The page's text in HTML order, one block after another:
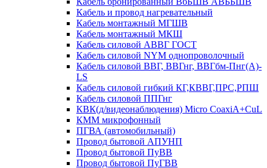
Кабель и провод нагревательный
Кабель монтажный МГШВ
Кабель монтажный МКШ
Кабель силовой АВВГ ГОСТ
Кабель силовой NYM однопроволочный
Кабель силовой ВВГ, ВВГнг, ВВГбм-Пнг(А)-
LS
Кабель силовой гибкий КГ,КВВГ,ПРС,РПШ
Кабель силовой ППГнг
КВК(д/видеонаблюдения) Micro CoaxiA+CuL
КММ микрофонный
ПГВА (автомобильный)
Провод бытовой АПУНП
Провод бытовой ПуВВ
Провод бытовой ПуГВВ